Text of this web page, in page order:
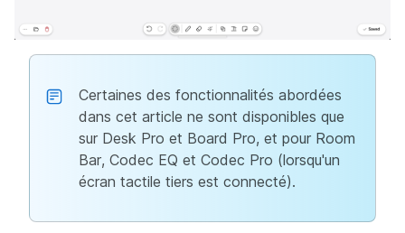
Certaines des fonctionnalités abordées
dans cet article ne sont disponibles que
sur Desk Pro et Board Pro, et pour Room
Bar, Codec EQ et Codec Pro (lorsqu'un
écran tactile tiers est connecté).